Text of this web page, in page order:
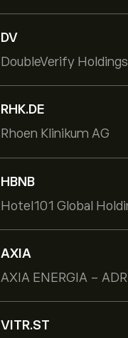
DV
RHK.DE
Rhoen Klinikum AG
HBNB
AXIA
AXIA ENERGIA - ADR
VITR.ST